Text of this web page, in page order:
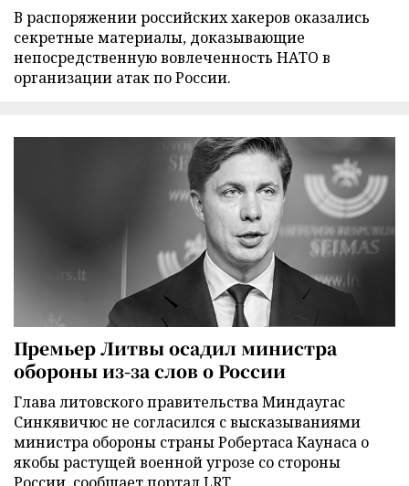
В распоряжении российских хакеров оказались
секретные материалы, доказывающие
непосредственную вовлеченность НАТО в
организации атак по России.
Премьер Литвы осадил министра
обороны из-за слов о России
Глава литовского правительства Миндаугас
Синкявичюс не согласился с высказываниями
министра обороны страны Робертаса Каунаса о
якобы растущей военной угрозе со стороны